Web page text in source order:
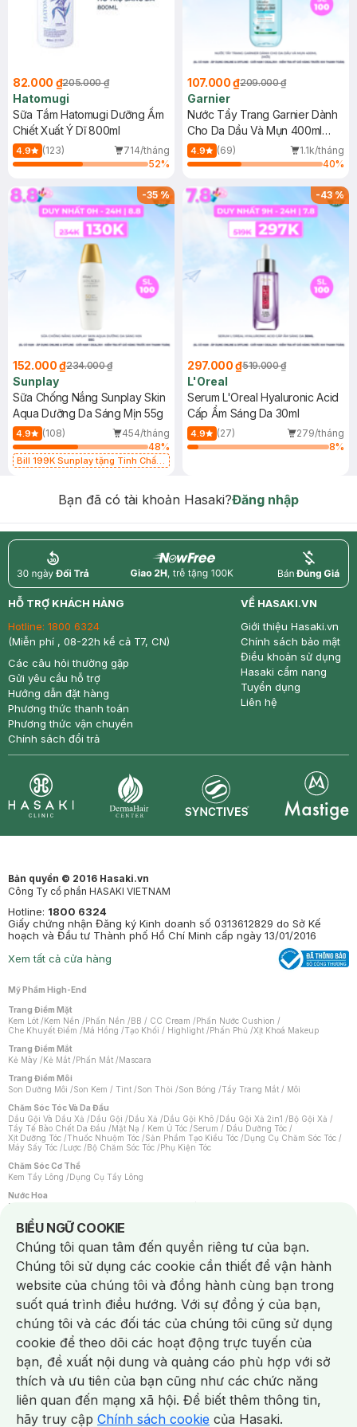
82.000 ₫205.000 ₫
Hatomugi
Sữa Tắm Hatomugi Dưỡng Ẩm
Chiết Xuất Ý Dĩ 800ml
4.9 (123)
714/tháng
52%
107.000 ₫209.000 ₫
Garnier
Nước Tẩy Trang Garnier Dành
Cho Da Dầu Và Mụn 400ml
(Mới)
4.9 (69)
1.1k/tháng
40%
-35%
152.000 ₫234.000 ₫
Sunplay
Sữa Chống Nắng Sunplay Skin
Aqua Dưỡng Da Sáng Mịn 55g
4.9 (108)
454/tháng
48%
Bill 199K Sunplay tặng Tinh Chất
-43%
297.000 ₫519.000 ₫
L'Oreal
Serum L'Oreal Hyaluronic Acid
Cấp Ẩm Sáng Da 30ml
4.9 (27)
279/tháng
8%
Bạn đã có tài khoản Hasaki?Đăng nhập
return nowfree price
HỖ TRỢ KHÁCH HÀNG
Hotline: 1800 6324
(Miễn phí , 08-22h kể cả T7, CN)
Các câu hỏi thường gặp
Gửi yêu cầu hỗ trợ
Hướng dẫn đặt hàng
Phương thức thanh toán
Phương thức vận chuyển
Chính sách đổi trả
VỀ HASAKI.VN
Giới thiệu Hasaki.vn
Chính sách bảo mật
Điều khoản sử dụng
Hasaki cẩm nang
Tuyển dụng
Liên hệ
Bản quyền © 2016 Hasaki.vn
Công Ty cổ phần HASAKI VIETNAM
Hotline: 1800 6324
Giấy chứng nhận Đăng ký Kinh doanh số 0313612829 do Sở Kế
hoạch và Đầu tư Thành phố Hồ Chí Minh cấp ngày 13/01/2016
Xem tất cả cửa hàng
Mỹ Phẩm High-End
Trang Điểm Mặt
Kem Lót /Kem Nền /Phấn Nền /BB / CC Cream /Phấn Nước Cushion /
Che Khuyết Điểm /Má Hồng /Tạo Khối / Highlight /Phấn Phủ /Xịt Khoá Makeup
Trang Điểm Mắt
Kẻ Mày /Kẻ Mắt /Phấn Mắt /Mascara
Trang Điểm Môi
Son Dưỡng Môi /Son Kem / Tint /Son Thỏi /Son Bóng /Tẩy Trang Mắt / Môi
Chăm Sóc Tóc Và Da Đầu
Dầu Gội Và Dầu Xả /Dầu Gội /Dầu Xả /Dầu Gội Khô /Dầu Gội Xả 2in1 /Bộ Gội Xả /
Tẩy Tế Bào Chết Da Đầu /Mặt Nạ / Kem Ủ Tóc /Serum / Dầu Dưỡng Tóc /
Xịt Dưỡng Tóc /Thuốc Nhuộm Tóc /Sản Phẩm Tạo Kiểu Tóc /Dụng Cụ Chăm Sóc Tóc /
Máy Sấy Tóc /Lược /Bộ Chăm Sóc Tóc /Phụ Kiện Tóc
Chăm Sóc Cơ Thể
Kem Tẩy Lông /Dụng Cụ Tẩy Lông
Nước Hoa
Nước Hoa Nữ
Chăm Sóc Cá Nhân
Chống Muỗi /Khẩu Trang /Máy Massage/Mặt Nạ Xông Hơi /Nước Rửa Tay/
Sản Phẩm Chăm Sóc Khác /Bàn Chải Đánh Răng /Bàn Chải Điện/
Hỗ Trợ Trắng Răng/Kem Đánh Răng /Máy Tăm Nước/ Nước Súc Miệng/
Tăm / Chỉ Nha Khoa/ Xịt Thơm Miệng / Dung Dịch Vệ Sinh/Dưỡng Vùng Kín/
Khăn Ướt Vệ Sinh Vùng Kín/Băng Vệ Sinh/Tampon/Bọt Cạo Râu /Dao Cạo Râu/
Máy Cạo Râu
Vấn Đề Về Da
Da Dầu / Lỗ Chân Lông To/ Da Khô / Mất Nước/ Da Lão Hóa/ Da Mụn/
Da Nhạy Cảm / Kích Ứng
Da Xỉn Màu Thâm / Nám / Tàn Nhang
Quầng Thâm & Bọng Mắt /Sẹo /Viêm Da Cơ Địa
Dụng Cụ / Phụ Kiện Chăm Sóc Da
Bông Tẩy Trang
Khăn Lau Mặt Khô Dụng Cụ / Máy Rửa Mặt Máy Chăm Sóc Da
Dụng Cụ Chăm Sóc Khác
BIỂU NGỮ COOKIE
Notice about cookies usage
Chúng tôi quan tâm đến quyền riêng tư của bạn.
Chúng tôi sử dụng các cookie cần thiết để vận hành
website của chúng tôi và đồng hành cùng bạn trong
suốt quá trình điều hướng. Với sự đồng ý của bạn,
chúng tôi và các đối tác của chúng tôi cũng sử dụng
cookie để theo dõi các hoạt động trực tuyến của
bạn, đề xuất nội dung và quảng cáo phù hợp với sở
thích và ưu tiên của bạn cũng như các chức năng
liên quan đến mạng xã hội. Để biết thêm thông tin,
hãy truy cập Chính sách cookie của Hasaki.